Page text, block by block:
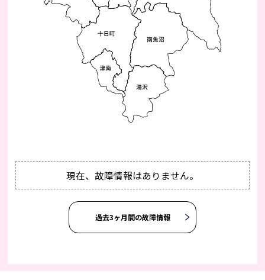
現在、故障情報はありません。
過去3ヶ月間の故障情報